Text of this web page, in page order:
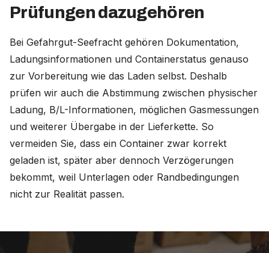
Prüfungen dazugehören
Bei Gefahrgut-Seefracht gehören Dokumentation,
Ladungsinformationen und Containerstatus genauso
zur Vorbereitung wie das Laden selbst. Deshalb
prüfen wir auch die Abstimmung zwischen physischer
Ladung, B/L-Informationen, möglichen Gasmessungen
und weiterer Übergabe in der Lieferkette. So
vermeiden Sie, dass ein Container zwar korrekt
geladen ist, später aber dennoch Verzögerungen
bekommt, weil Unterlagen oder Randbedingungen
nicht zur Realität passen.